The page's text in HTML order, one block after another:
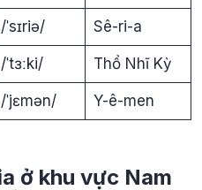
/ˈsɪriə/ Sê-ri-a
/ˈtɜːki/ Thổ Nhĩ Kỳ
/ˈjɛmən/ Y-ê-men
ở khu vực Nam